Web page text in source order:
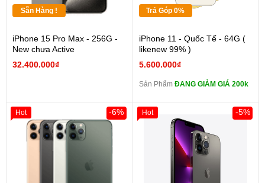
Sẵn Hàng !
iPhone 15 Pro Max - 256G -
New chưa Active
32.400.000₫
Trả Góp 0%
iPhone 11 - Quốc Tế - 64G (
likenew 99% )
5.600.000₫
Sản Phẩm ĐANG GIẢM GIÁ 200k
-6%
Hot -5%
Hot